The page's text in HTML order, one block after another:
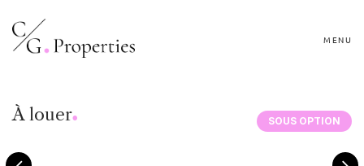
MENU
À louer
. SOUS OPTION